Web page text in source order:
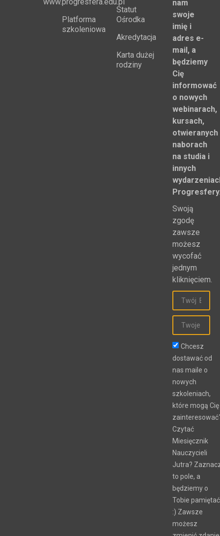
Platforma
szkoleniowa
Statut
Ośrodka
Akredytacja
Karta dużej
rodziny
nam
swoje
imię i
adres e-
mail, a
będziemy
Cię
informować
o nowych
webinarach,
kursach,
otwieranych
naborach
na studia i
innych
Swoją
zgodę
zawsze
możesz
wycofać
jednym
kliknięciem.
Chcesz
dostawać od
nas maile o
nowych
szkoleniach,
które mogą Cię
Czytać
Miesięcznik
Nauczycieli
Jutra?
to pole, a
będziemy o
Tobie pamiętać
:) Zawsze
możesz